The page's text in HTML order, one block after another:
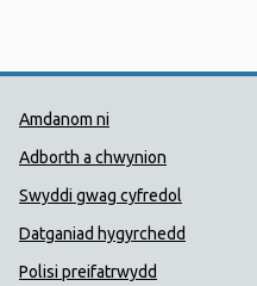
Dolenni
Amdanom ni
Adborth a chwynion
Swyddi gwag cyfredol
Datganiad hygyrchedd
Polisi preifatrwydd